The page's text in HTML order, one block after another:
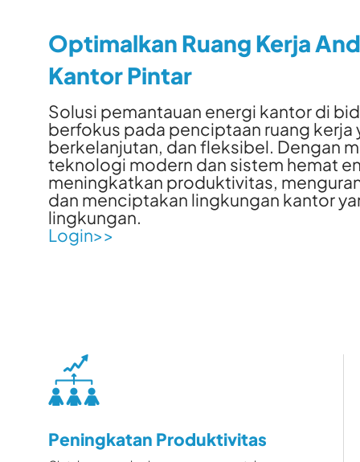
Optimalkan Ruang Kerja
Kantor Pintar
Solusi pemantauan energi kantor di
berfokus pada penciptaan ruang kerja
berkelanjutan, dan fleksibel. Dengan
teknologi modern dan sistem hemat
meningkatkan produktivitas,
dan menciptakan lingkungan kantor
lingkungan.
Login>>
Peningkatan Produktivitas